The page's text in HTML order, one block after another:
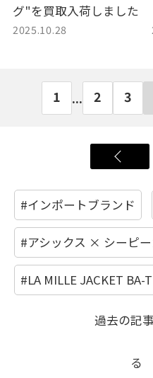
グ"を買取入荷しました
2025.10.28
1 ... 2 3
#インポートブランド
#アシックス × シーピ
#LA MILLE JACKET BA-
過去の記
る